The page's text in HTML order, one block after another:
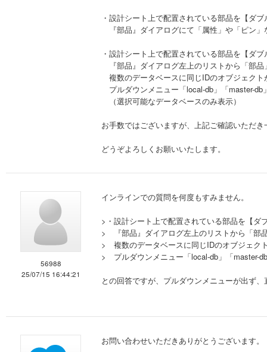
・設計シート上で配置されている部品を【ダ
『部品』ダイアログにて「属性」や「ピン
・設計シート上で配置されている部品を【ダ
『部品』ダイアログ左上のリストから「部
複数のデータベースに同じIDのオブジェクト
プルダウンメニュー「local-db」「master-
（選択可能なデータベースのみ表示）
お手数ではございますが、上記ご確認いただ
どうぞよろしくお願いいたします。
56988
25/07/15 16:44:21
インラインでの質問を何度もすみません。
>・設計シート上で配置されている部品を【ダ
> 『部品』ダイアログ左上のリストから「部
> 複数のデータベースに同じIDのオブジェク
> プルダウンメニュー「local-db」「master-
との回答ですが、プルダウンメニューが出ず
お問い合わせいただきありがとうございます。